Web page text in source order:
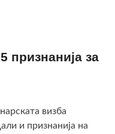
признанија за
визба
и признанија на